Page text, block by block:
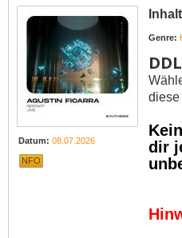
Datum: 08.07.2026
NFO
Genre:
diese
dir